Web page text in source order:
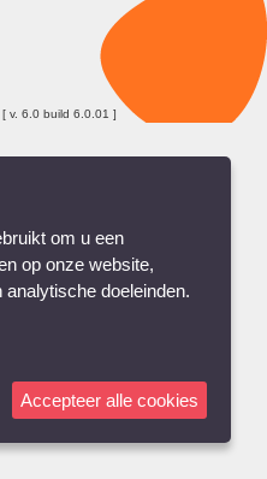
v. 6.0 build 6.0.01 ]
om u een
op onze website,
doeleinden.
Accepteer alle cookies